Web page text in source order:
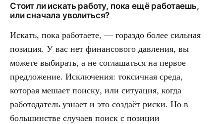
Стоит ли искать работу, пока ещё работаешь,
или сначала уволиться?
Искать, пока работаете, — гораздо более сильная
позиция. У вас нет финансового давления, вы
можете выбирать, а не соглашаться на первое
предложение. Исключения: токсичная среда,
которая мешает поиску, или ситуация, когда
работодатель узнает и это создаёт риски. Но в
большинстве случаев поиск с позиции